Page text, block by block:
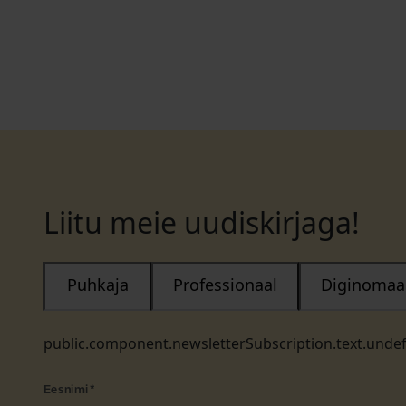
Liitu meie uudiskirjaga!
Puhkaja Professionaal
Eesnimi *